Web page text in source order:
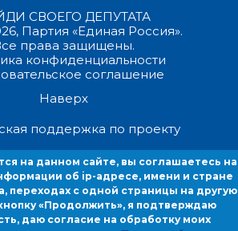
СВОЕГО ДЕПУТАТА
Партия «Единая Россия».
права защищены.
конфиденциальности
соглашение
Наверх
поддержка по проекту
на данном сайте, вы соглашаетесь на
об ip-адресе, имени и стране домена
с одной страницы на другую и cookies.
на данном сайте, вы соглашаетесь на
об ip-адресе, имени и стране
переходах с одной страницы на другую
«Продолжить», я подтверждаю
даю согласие на обработку моих